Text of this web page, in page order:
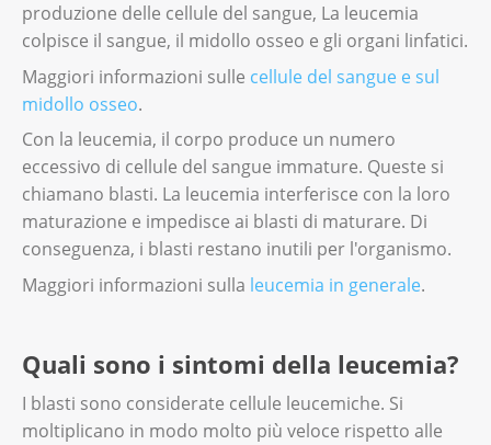
produzione delle cellule del sangue, La leucemia
colpisce il sangue, il midollo osseo e gli organi linfatici.
Maggiori informazioni sulle cellule del sangue e sul
midollo osseo.
Con la leucemia, il corpo produce un numero
eccessivo di cellule del sangue immature. Queste si
chiamano blasti. La leucemia interferisce con la loro
maturazione e impedisce ai blasti di maturare. Di
conseguenza, i blasti restano inutili per l'organismo.
Maggiori informazioni sulla leucemia in generale.
Quali sono i sintomi della leucemia?
I blasti sono considerate cellule leucemiche. Si
moltiplicano in modo molto più veloce rispetto alle